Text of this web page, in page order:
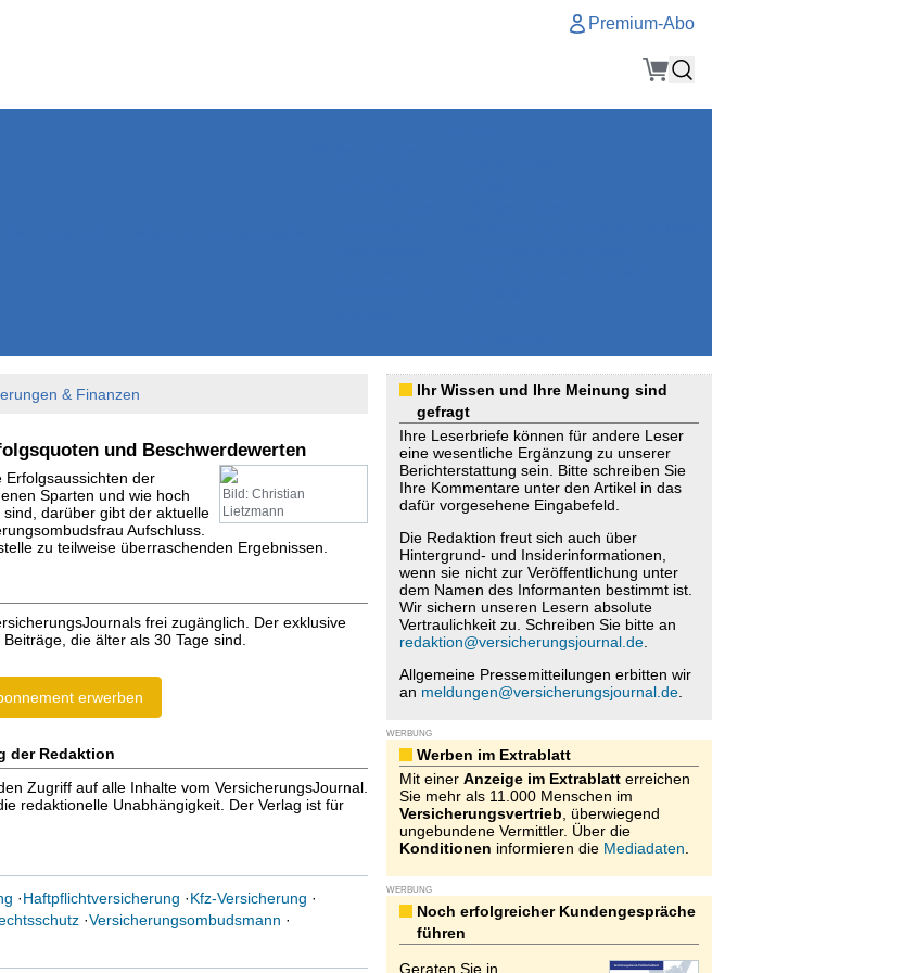
Premium-Abo
& Finanzen
und Beschwerdewerten
Bild: Christian
Lietzmann
Erfolgsaussichten der
Sparten und wie hoch
darüber gibt der aktuelle
Aufschluss.
zu teilweise überraschenden Ergebnissen.
frei zugänglich. Der exklusive
die älter als 30 Tage sind.
erwerben
der Redaktion
Zugriff auf alle Inhalte vom VersicherungsJournal.
redaktionelle Unabhängigkeit. Der Verlag ist für
·Haftpflichtversicherung ·Kfz-Versicherung ·
·Versicherungsombudsmann ·
Ihr Wissen und Ihre Meinung sind
gefragt
Ihre Leserbriefe können für andere Leser
eine wesentliche Ergänzung zu unserer
Berichterstattung sein. Bitte schreiben Sie
Ihre Kommentare unter den Artikel in das
dafür vorgesehene Eingabefeld.
Die Redaktion freut sich auch über
Hintergrund- und Insiderinformationen,
wenn sie nicht zur Veröffentlichung unter
dem Namen des Informanten bestimmt ist.
Wir sichern unseren Lesern absolute
Vertraulichkeit zu. Schreiben Sie bitte an
redaktion@versicherungsjournal.de.
Allgemeine Pressemitteilungen erbitten wir
an meldungen@versicherungsjournal.de.
WERBUNG
Werben im Extrablatt
Mit einer Anzeige im Extrablatterreichen
Sie mehr als 11.000 Menschen im
Versicherungsvertrieb , überwiegend
ungebundene Vermittler. Über die
Konditionen informieren die Mediadaten
WERBUNG
Noch erfolgreicher Kundengespräche
führen
Geraten Sie in